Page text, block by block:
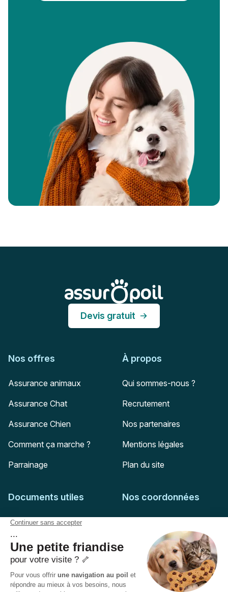
Devis gratuit
Nos offres
Assurance animaux
Assurance Chat
Assurance Chien
Comment ça marche ?
Parrainage
À propos
Qui sommes-nous ?
Recrutement
Nos partenaires
Mentions légales
Plan du site
Documents utiles
Feuille de soins
Conditions générales
Politique de confidentialité
Politique des Cookies
Nos coordonnées
51-55 rue Hoche
94767
Ivry-sur-Seine
Pas encore client ?
Mail :
adhesion@assuropoil.com